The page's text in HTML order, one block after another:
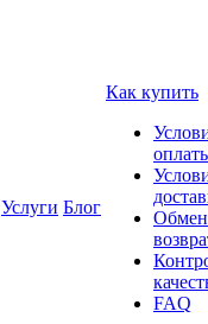
Услуги Блог
Как купить
FAQ